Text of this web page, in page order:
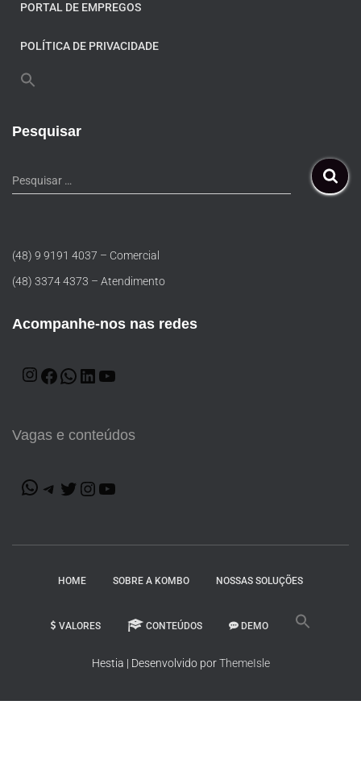
PORTAL DE EMPREGOS
POLÍTICA DE PRIVACIDADE
Pesquisar
Pesquisar …
(48) 9 9191 4037 – Comercial
(48) 3374 4373 – Atendimento
Acompanhe-nos nas redes
Vagas e conteúdos
HOME SOBRE A KOMBO NOSSAS SOLUÇÕES
VALORES CONTEÚDOS DEMO
Hestia | Desenvolvido porThemeIsle